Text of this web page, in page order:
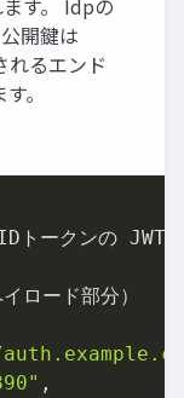
す。 Idpの
開鍵は
れるエンド
。
トークンの JWT
ロード部分）